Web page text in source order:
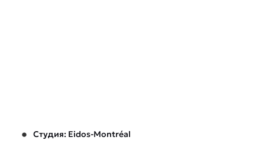
Студия: Eidos-Montréal